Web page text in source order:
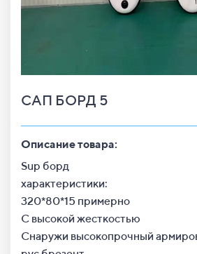
САП БОРД 5
Описание товара:
Sup борд
характеристики:
320*80*15 примерно
С высокой жесткостью
Снаружи высокопрочный